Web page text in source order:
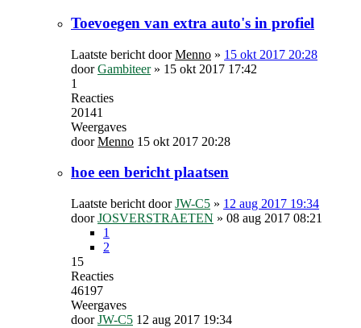
Toevoegen van extra auto's in profiel
Laatste bericht doorMenno » 15 okt 2017 20:28
doorGambiteer» 15 okt 2017 17:42
1
Reacties
20141
Weergaves
doorMenno 15 okt 2017 20:28
hoe een bericht plaatsen
Laatste bericht doorJW-C5 » 12 aug 2017 19:34
doorJOSVERSTRAETEN » 08 aug 2017 08:21
1
2
15
Reacties
46197
Weergaves
doorJW-C5 12 aug 2017 19:34